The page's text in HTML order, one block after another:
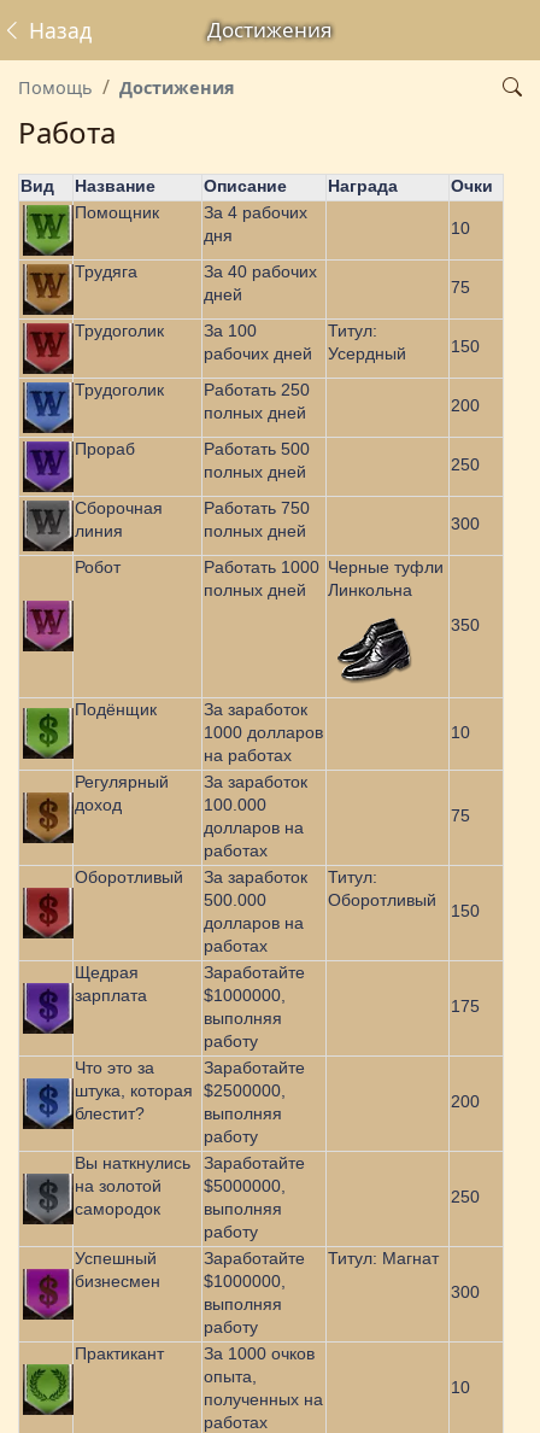
Достижения
Назад
Помощь Достижения
Работа
Вид Название Описание Награда
Очки
Помощник
За 4 рабочих
дня
10
Трудяга
За 40 рабочих
дней
75
Трудоголик
За 100
рабочих дней
Титул:
Усердный
150
Трудоголик
Работать 250
полных дней
200
Прораб
Работать 500
полных дней
250
Сборочная
линия
Работать 750
полных дней
300
Робот
Работать 1000
полных дней
Черные туфли
Линкольна
350
Подёнщик
За заработок
1000 долларов
на работах
10
Регулярный
доход
За заработок
100.000
долларов на
работах
75
Оборотливый
За заработок
500.000
долларов на
работах
Титул:
Оборотливый
150
Щедрая
зарплата
Заработайте
$1000000,
выполняя
работу
175
Что это за
штука, которая
блестит?
Заработайте
$2500000,
выполняя
работу
200
Вы наткнулись
на золотой
самородок
Заработайте
$5000000,
выполняя
работу
250
Успешный
бизнесмен
Заработайте
$1000000,
выполняя
работу
Титул: Магнат
300
Практикант
За 1000 очков
опыта,
полученных на
работах
10